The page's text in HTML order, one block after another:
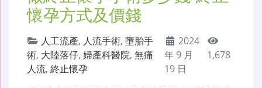
懷孕方式及價錢
人工流產, 人流手術, 墮胎手
術, 大陸落仔, 婦產科醫院, 無痛
人流, 終止懷孕
2024
年 9 月
19 日
1,678